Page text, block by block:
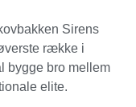
Sirens
række i
bygge bro mellem
elite.